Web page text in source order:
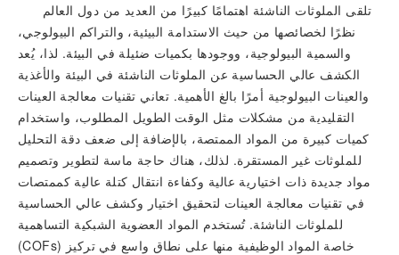
تلقى الملوثات الناشئة اهتمامًا كبيرًا من العديد من دول العالم
نظرًا لخصائصها من حيث الاستدامة البيئية، والتراكم البيولوجي،
والسمية البيولوجية، ووجودها بكميات ضئيلة في البيئة. لذا، يُعد
الكشف عالي الحساسية عن الملوثات الناشئة في البيئة والأغذية
والعينات البيولوجية أمرًا بالغ الأهمية. تعاني تقنيات معالجة العينات
التقليدية من مشكلات مثل الوقت الطويل المطلوب، واستخدام
كميات كبيرة من المواد الممتصة، بالإضافة إلى ضعف دقة التحليل
للملوثات غير المستقرة. لذلك، هناك حاجة ماسة لتطوير وتصميم
مواد جديدة ذات اختيارية عالية وكفاءة انتقال كتلة عالية كممتصات
في تقنيات معالجة العينات لتحقيق اختيار وكشف عالي الحساسية
للملوثات الناشئة. تُستخدم المواد العضوية الشبكية التساهمية
(COFs) خاصة المواد الوظيفية منها على نطاق واسع في تركيز